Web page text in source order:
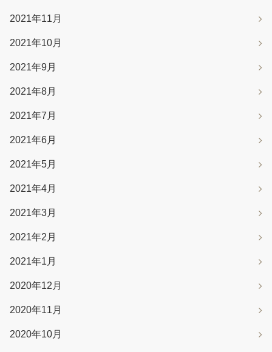
2021年11月
2021年10月
2021年9月
2021年8月
2021年7月
2021年6月
2021年5月
2021年4月
2021年3月
2021年2月
2021年1月
2020年12月
2020年11月
2020年10月